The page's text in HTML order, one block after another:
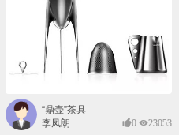
“鼎壶”茶具
李凤朗
0 23053